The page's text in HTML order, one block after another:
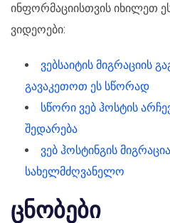
ინფორმაციისთვის იხილეთ
ვიდეოები:
ვებსაიტის მიგრაციის
გავაკეთოთ ეს სწორად
სწორი ვებ ჰოსტის
შედარება
ვებ ჰოსტინგის
სახელმძღვანელო
ცნობები